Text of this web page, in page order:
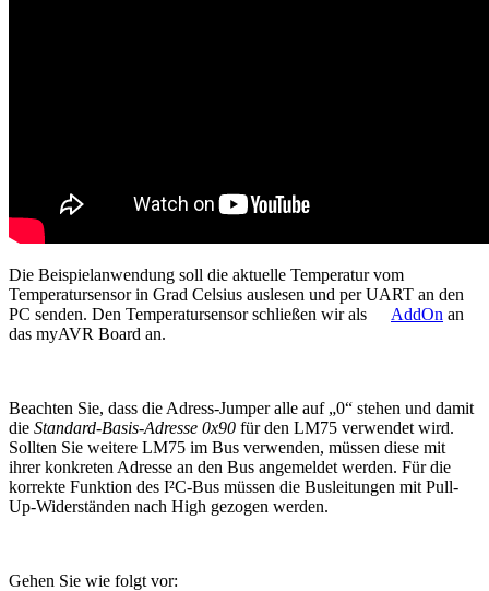
Die Beispielanwendung soll die aktuelle Temperatur vom
Temperatursensor in Grad Celsius auslesen und per UART an den
PC senden. Den Temperatursensor schließen wir als
AddOn an
das myAVR Board an.
Beachten Sie, dass die Adress-Jumper alle auf „0“ stehen und damit
die Standard-Basis-Adresse 0x90 für den LM75 verwendet wird.
Sollten Sie weitere LM75 im Bus verwenden, müssen diese mit
ihrer konkreten Adresse an den Bus angemeldet werden. Für die
korrekte Funktion des I²C-Bus müssen die Busleitungen mit Pull-
Up-Widerständen nach High gezogen werden.
Gehen Sie wie folgt vor: